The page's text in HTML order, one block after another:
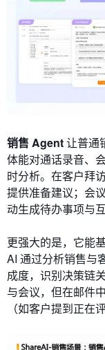
销售 Agent让普通
体能对通话录音、
时分析。在客户拜
提供准备建议；会
动生成待办事项与
更强大的是，它能
AI 通过分析销售与
成度，识别决策链
与会议，但在邮件
（如客户提到正在